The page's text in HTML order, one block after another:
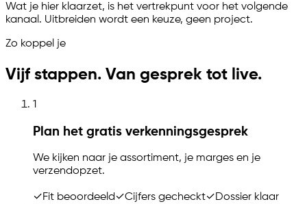
Wat je hier klaarzet, is het vertrekpunt voor het volgende
kanaal. Uitbreiden wordt een keuze, geen project.
Zo koppel je
Vijf stappen. Van gesprek tot live.
1
Plan het gratis verkenningsgesprek
We kijken naar je assortiment, je marges en je
verzendopzet.
✓Fit beoordeeld✓Cijfers gecheckt✓Dossier klaar